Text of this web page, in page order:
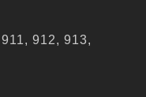
912, 913,